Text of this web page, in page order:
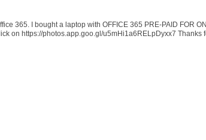
365. I bought a laptop with OFFICE 365 PRE-PAID FOR
on https://photos.app.goo.gl/u5mHi1a6RELpDyxx7 Thanks